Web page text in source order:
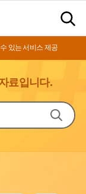
있는 서비스 제공
료입니다.